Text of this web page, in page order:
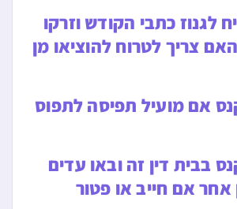
לגנוז כתבי הקודש וזרקו
צריך לטרוח להוציאו מן
אם מועיל תפיסה לתפוס
בבית דין זה ובאו עדים
אחר אם חייב או פטור